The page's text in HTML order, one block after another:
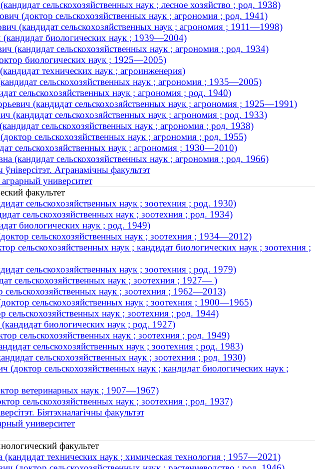
сельскохозяйственных наук ; лесное хозяйство ; род. 1938)
(доктор сельскохозяйственных наук ; агрономия ; род. 1941)
(кандидат сельскохозяйственных наук ; агрономия ; 1911—1998)
биологических наук ; 1939—2004)
(кандидат сельскохозяйственных наук ; агрономия ; род. 1934)
биологических наук ; 1925—2005)
технических наук ; агроинженерия)
сельскохозяйственных наук ; агрономия ; 1935—2005)
сельскохозяйственных наук ; агрономия ; род. 1940)
(кандидат сельскохозяйственных наук ; агрономия ; 1925—1991)
(кандидат сельскохозяйственных наук ; агрономия ; род. 1933)
сельскохозяйственных наук ; агрономия ; род. 1938)
сельскохозяйственных наук ; агрономия ; род. 1955)
сельскохозяйственных наук ; агрономия ; 1930—2010)
(кандидат сельскохозяйственных наук ; агрономия ; род. 1966)
Агранамічны факультэт
университет
факультет
сельскохозяйственных наук ; зоотехния ; род. 1930)
сельскохозяйственных наук ; зоотехния ; род. 1934)
биологических наук ; род. 1949)
сельскохозяйственных наук ; зоотехния ; 1934—2012)
сельскохозяйственных наук ; кандидат биологических наук ; зоотехния ;
сельскохозяйственных наук ; зоотехния ; род. 1979)
сельскохозяйственных наук ; зоотехния ; 1927— )
наук ; зоотехния ; 1962—2013)
сельскохозяйственных наук ; зоотехния ; 1900—1965)
сельскохозяйственных наук ; зоотехния ; род. 1944)
биологических наук ; род. 1927)
сельскохозяйственных наук ; зоотехния ; род. 1949)
сельскохозяйственных наук ; зоотехния ; род. 1983)
сельскохозяйственных наук ; зоотехния ; род. 1930)
сельскохозяйственных наук ; кандидат биологических наук ;
ветеринарных наук ; 1907—1967)
сельскохозяйственных наук ; зоотехния ; род. 1937)
Біятэхналагічны факультэт
университет
факультет
технических наук ; химическая технология ; 1957—2021)